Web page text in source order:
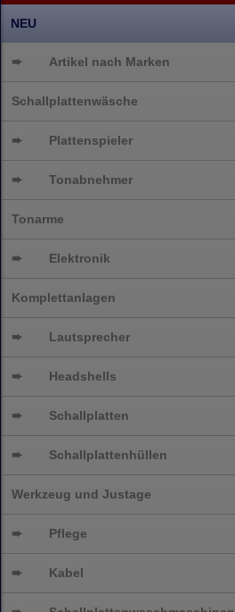
NEU
➨ Artikel nach Marken
Schallplattenwäsche
➨ Plattenspieler
➨ Tonabnehmer
Tonarme
➨ Elektronik
Komplettanlagen
➨ Lautsprecher
➨ Headshells
➨ Schallplatten
➨ Schallplattenhüllen
Werkzeug und Justage
➨ Pflege
➨ Kabel